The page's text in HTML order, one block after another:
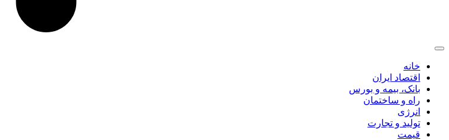
خانه
اقتصاد ایران
بانک، بیمه و بورس
راه و ساختمان
انرژی
تولید و تجارت
قیمت